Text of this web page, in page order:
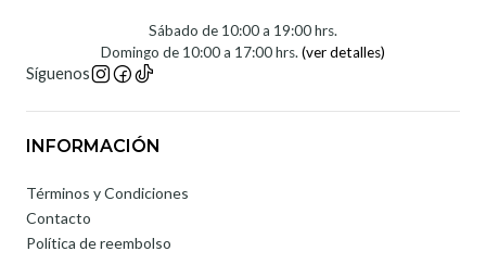
Sábado de 10:00 a 19:00 hrs.
Domingo de 10:00 a 17:00 hrs.(ver detalles)
Síguenos
INFORMACIÓN
Términos y Condiciones
Contacto
Política de reembolso